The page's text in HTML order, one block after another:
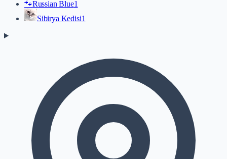
🐾Russian Blue1
Sibirya Kedisi1